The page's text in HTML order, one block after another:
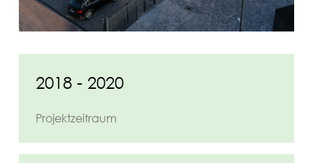
2018 - 2020
Projektzeitraum